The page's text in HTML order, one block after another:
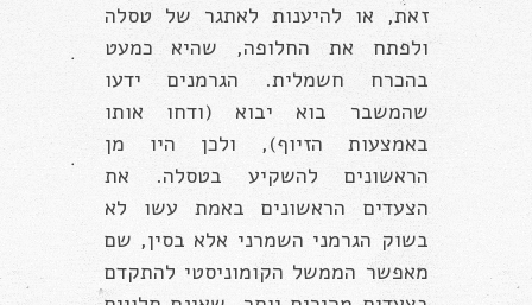
זאת, או להיענות לאתגר של טסלה
ולפתח את החלופה, שהיא כמעט
בהכרח חשמלית. הגרמנים ידעו
שהמשבר בוא יבוא (ודחו אותו
באמצעות הזיוף), ולכן היו מן
הראשונים להשקיע בטסלה. את
הצעדים הראשונים באמת עשו לא
בשוק הגרמני השמרני אלא בסין, שם
מאפשר הממשל הקומוניסטי להתקדם